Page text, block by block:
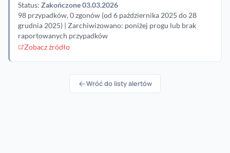
Status: Zakończone 03.03.2026
98 przypadków, 0 zgonów (od 6 października 2025 do 28
grudnia 2025) | Zarchiwizowano: poniżej progu lub brak
raportowanych przypadków
Zobacz źródło
Wróć do listy alertów